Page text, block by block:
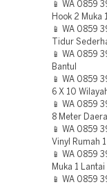
📱 WA 0859
Hook 2 Muka
📱 WA 0859
Tidur
📱 WA 0859
Bantul
📱 WA 0859
6 X 10
📱 WA 0859
8 Meter
📱 WA 0859
Vinyl Rumah
📱 WA 0859
Muka 1
📱 WA 0859